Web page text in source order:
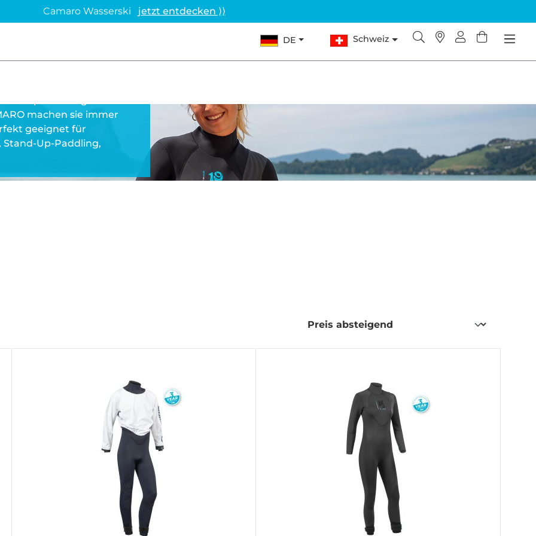
Camaro Wasserski jetzt entdecken ⟩⟩
DE Schweiz
machen sie immer
geeignet für
Up-Paddling,